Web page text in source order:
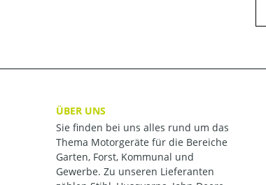
ÜBER UNS
Sie finden bei uns alles rund um das
Thema Motorgeräte für die Bereiche
Garten, Forst, Kommunal und
Gewerbe. Zu unseren Lieferanten